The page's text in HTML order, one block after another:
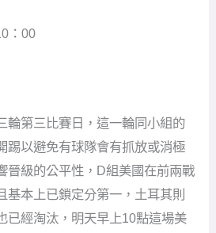
：00
輪第三比賽日，這一輪同小組的
踢以避免有球隊會有抓放或消極
晉級的公平性，D組美國在前兩戰
基本上已鎖定分第一，土耳其則
已經淘汰，明天早上10點這場美